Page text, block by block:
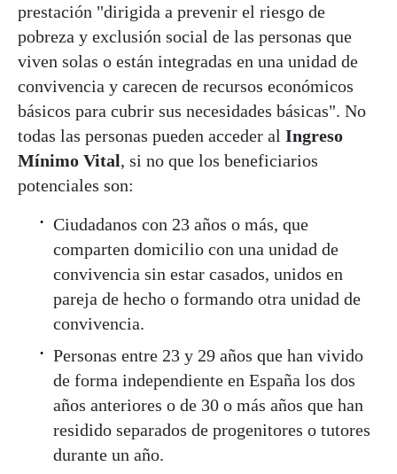
prestación "dirigida a prevenir el riesgo de
pobreza y exclusión social de las personas que
viven solas o están integradas en una unidad de
convivencia y carecen de recursos económicos
básicos para cubrir sus necesidades básicas". No
todas las personas pueden acceder al Ingreso
Mínimo Vital, si no que los beneficiarios
potenciales son:
Ciudadanos con 23 años o más, que
comparten domicilio con una unidad de
convivencia sin estar casados, unidos en
pareja de hecho o formando otra unidad de
convivencia.
Personas entre 23 y 29 años que han vivido
de forma independiente en España los dos
años anteriores o de 30 o más años que han
residido separados de progenitores o tutores
durante un año.